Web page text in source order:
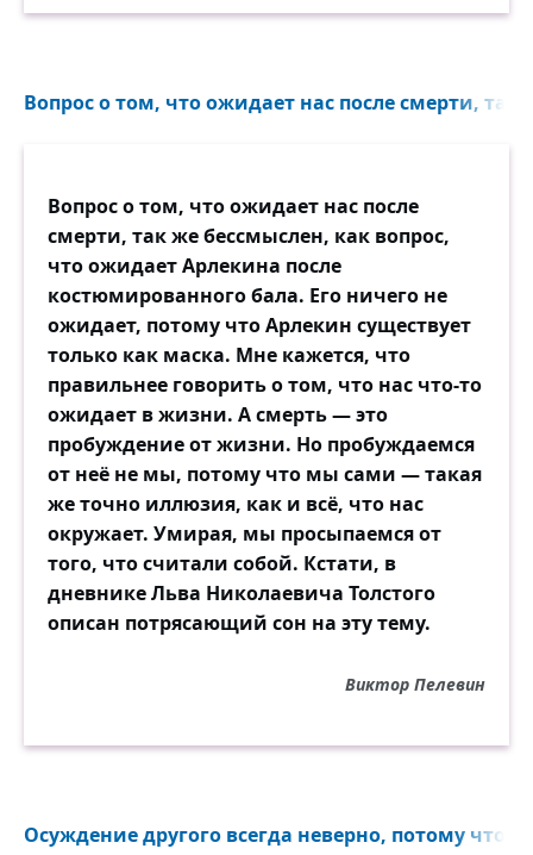
Вопрос о том, что ожидает нас после смерти, так
Вопрос о том, что ожидает нас после
смерти, так же бессмыслен, как вопрос,
что ожидает Арлекина после
костюмированного бала. Его ничего не
ожидает, потому что Арлекин существует
только как маска. Мне кажется, что
правильнее говорить о том, что нас что-то
ожидает в жизни. А смерть — это
пробуждение от жизни. Но пробуждаемся
от неё не мы, потому что мы сами — такая
же точно иллюзия, как и всё, что нас
окружает. Умирая, мы просыпаемся от
того, что считали собой. Кстати, в
дневнике Льва Николаевича Толстого
описан потрясающий сон на эту тему.
Виктор Пелевин
Осуждение другого всегда неверно, потому что